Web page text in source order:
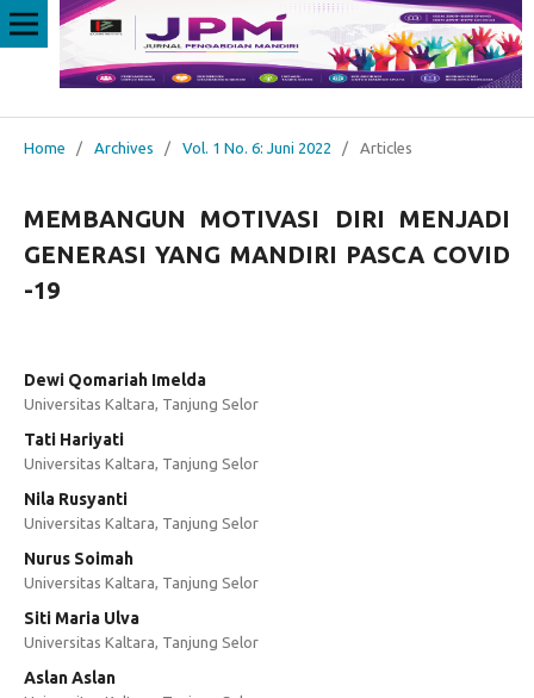
Home / Archives / Vol. 1 No. 6: Juni 2022 / Articles
MEMBANGUN MOTIVASI DIRI MENJADI
GENERASI YANG MANDIRI PASCA COVID
-19
Dewi Qomariah Imelda
Universitas Kaltara, Tanjung Selor
Tati Hariyati
Universitas Kaltara, Tanjung Selor
Nila Rusyanti
Universitas Kaltara, Tanjung Selor
Nurus Soimah
Universitas Kaltara, Tanjung Selor
Siti Maria Ulva
Universitas Kaltara, Tanjung Selor
Aslan Aslan